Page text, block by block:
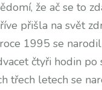
že ač se to
přišla na svět
1995 se
čtyři hodin po
třech letech se